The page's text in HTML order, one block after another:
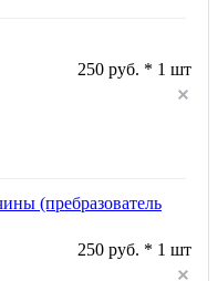
250 руб. * 1 шт
(пребразователь
250 руб. * 1 шт